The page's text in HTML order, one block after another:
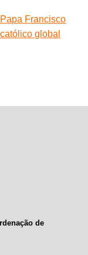
Francisco
global
de